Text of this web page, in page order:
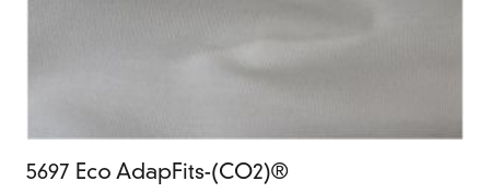
5697 Eco AdapFits-(CO2)®